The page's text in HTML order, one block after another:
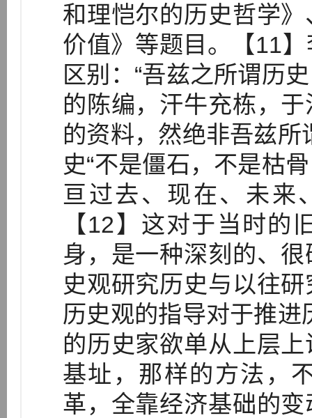
和理恺尔的历史哲学
价值》等题目。【11
区别：“吾兹之所谓历
的陈编，汗牛充栋，
的资料，然绝非吾兹所
史“不是僵石，不是枯
亘过去、现在、未来
【12】这对于当时的
身，是一种深刻的、
史观研究历史与以往
历史观的指导对于推进
的历史家欲单从上层
基址，那样的方法，
革，全靠经济基础的